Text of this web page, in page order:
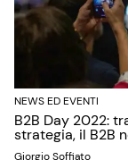
NEWS ED EVENTI
B2B Day 2022:
strategia, il B2B
Giorgio Soffiato